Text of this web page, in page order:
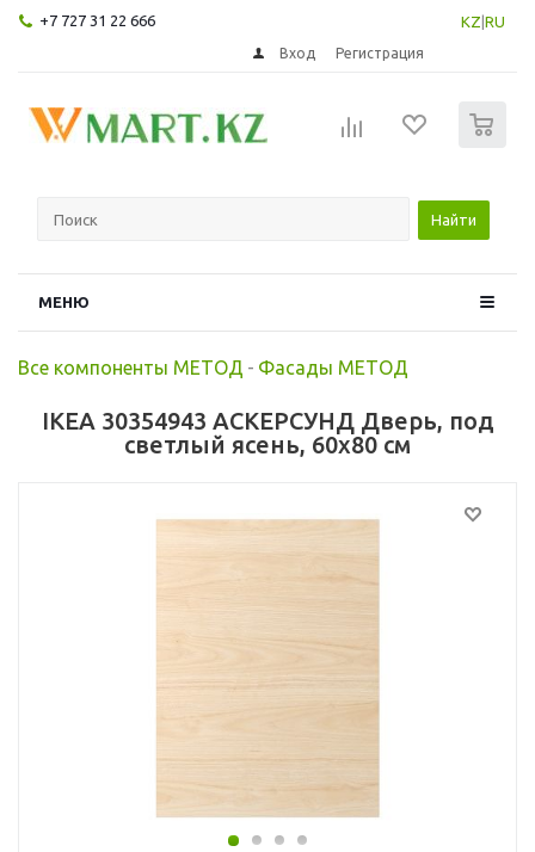
+7 727 31 22 666 KZ RU
Вход Регистрация
Найти
МЕНЮ
Все компоненты МЕТОД - Фасады МЕТОД
IKEA 30354943 АСКЕРСУНД Дверь, под
светлый ясень, 60x80 см